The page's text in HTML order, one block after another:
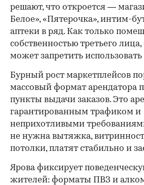
решают, что откроется —
Белое», «Пятерочка», интим-
аптеки в ряд. Как только
собственностью третьего
может запретить использовать
Бурный рост маркетплейсов
массовый формат арендатора
пункты выдачи заказов. Это
гарантированным трафиком и
неприхотливыми
не нужна вытяжка,
потолки, платят стабильно и
Ярова фиксирует
жителей: форматы ПВЗ и